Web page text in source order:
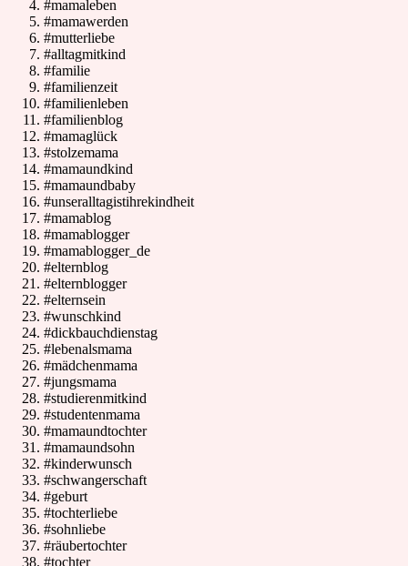
#mamaleben
#mamawerden
#mutterliebe
#alltagmitkind
#familie
#familienzeit
#familienleben
#familienblog
#mamaglück
#stolzemama
#mamaundkind
#mamaundbaby
#unseralltagistihrekindheit
#mamablog
#mamablogger
#mamablogger_de
#elternblog
#elternblogger
#elternsein
#wunschkind
#dickbauchdienstag
#lebenalsmama
#mädchenmama
#jungsmama
#studierenmitkind
#studentenmama
#mamaundtochter
#mamaundsohn
#kinderwunsch
#schwangerschaft
#geburt
#tochterliebe
#sohnliebe
#räubertochter
#tochter